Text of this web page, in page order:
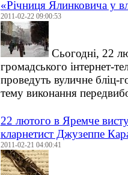
«Річниця Ялинковича у
2011-02-22 09:00:53
Сьогодні, 22
громадського інтернет-
проведуть вуличне бліц-
тему виконання
22 лютого в Яремче
кларнетист Джузеппе
2011-02-21 04:00:41